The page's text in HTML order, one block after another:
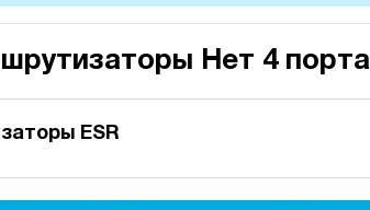
Нет 4 порта
ESR